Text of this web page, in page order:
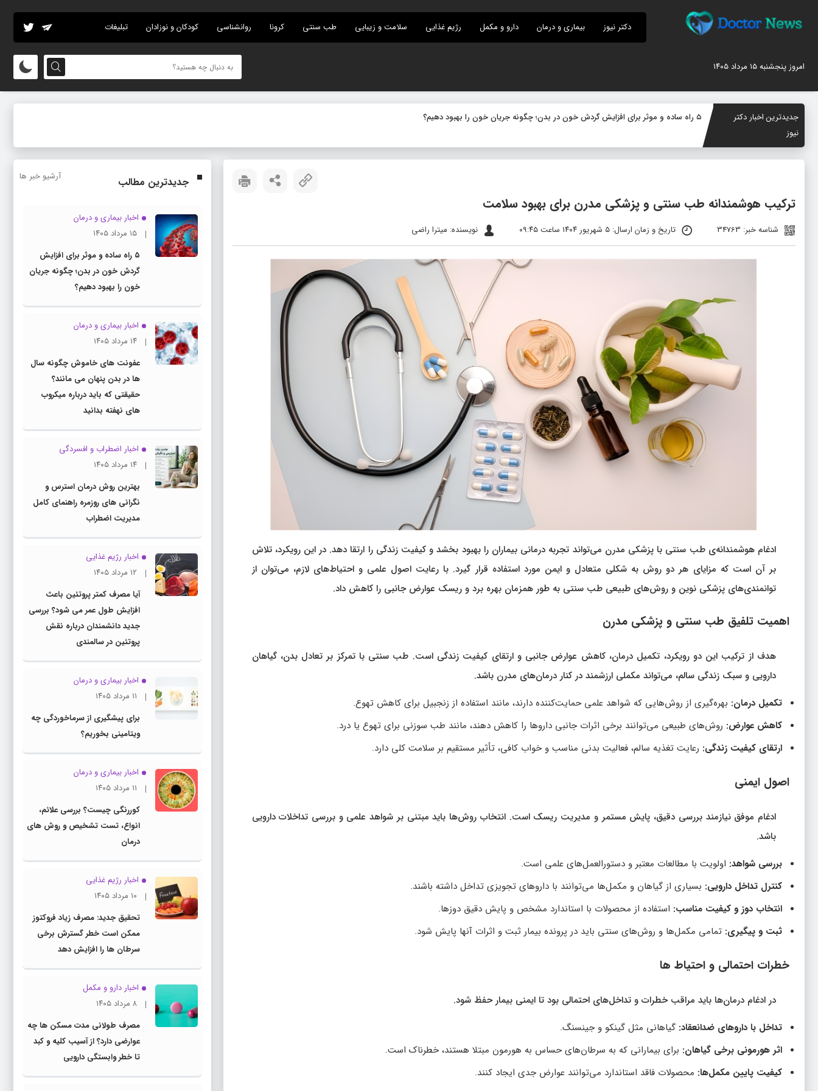
دکتر نیوز بیماری و درمان دارو و مکمل رژیم غذایی سلامت و زیبایی طب سنتی کرونا روانشناسی کودکان و نوزادان تبلیغات
امروز پنجشنبه ۱۵ مرداد ۱۴۰۵
جدیدترین اخبار دکتر
نیوز
۵ راه ساده و موثر برای افزایش گردش خون در بدن؛ چگونه جریان خون را بهبود دهیم؟
ترکیب هوشمندانه طب سنتی و پزشکی مدرن برای بهبود سلامت
شناسه خبر: 34763 تاریخ و زمان ارسال: ۵ شهریور ۱۴۰۴ ساعت ۰۹:۴۵ نویسنده: میترا راضی
ادغام هوشمندانه‌ی طب سنتی با پزشکی مدرن می‌تواند تجربه درمانی بیماران را بهبود بخشد و کیفیت زندگی را ارتقا دهد. در این رویکرد، تلاش
بر آن است که مزایای هر دو روش به شکلی متعادل و ایمن مورد استفاده قرار گیرد. با رعایت اصول علمی و احتیاط‌های لازم، می‌توان از
توانمندی‌های پزشکی نوین و روش‌های طبیعی طب سنتی به طور همزمان بهره برد و ریسک عوارض جانبی را کاهش داد.
اهمیت تلفیق طب سنتی و پزشکی مدرن
هدف از ترکیب این دو رویکرد، تکمیل درمان، کاهش عوارض جانبی و ارتقای کیفیت زندگی است. طب سنتی با تمرکز بر تعادل بدن، گیاهان
دارویی و سبک زندگی سالم، می‌تواند مکملی ارزشمند در کنار درمان‌های مدرن باشد.
تکمیل درمان: بهره‌گیری از روش‌هایی که شواهد علمی حمایت‌کننده دارند، مانند استفاده از زنجبیل برای کاهش تهوع.
کاهش عوارض: روش‌های طبیعی می‌توانند برخی اثرات جانبی داروها را کاهش دهند، مانند طب سوزنی برای تهوع یا درد.
ارتقای کیفیت زندگی: رعایت تغذیه سالم، فعالیت بدنی مناسب و خواب کافی، تأثیر مستقیم بر سلامت کلی دارد.
اصول ایمنی
ادغام موفق نیازمند بررسی دقیق، پایش مستمر و مدیریت ریسک است. انتخاب روش‌ها باید مبتنی بر شواهد علمی و بررسی تداخلات دارویی
باشد.
بررسی شواهد: اولویت با مطالعات معتبر و دستورالعمل‌های علمی است.
کنترل تداخل دارویی: بسیاری از گیاهان و مکمل‌ها می‌توانند با داروهای تجویزی تداخل داشته باشند.
انتخاب دوز و کیفیت مناسب: استفاده از محصولات با استاندارد مشخص و پایش دقیق دوزها.
ثبت و پیگیری: تمامی مکمل‌ها و روش‌های سنتی باید در پرونده بیمار ثبت و اثرات آنها پایش شود.
خطرات احتمالی و احتیاط‌ ها
در ادغام درمان‌ها باید مراقب خطرات و تداخل‌های احتمالی بود تا ایمنی بیمار حفظ شود.
تداخل با داروهای ضدانعقاد: گیاهانی مثل گینکو و جینسنگ.
اثر هورمونی برخی گیاهان: برای بیمارانی که به سرطان‌های حساس به هورمون مبتلا هستند، خطرناک است.
کیفیت پایین مکمل‌ها: محصولات فاقد استاندارد می‌توانند عوارض جدی ایجاد کنند.
جدیدترین مطالب آرشیو خبر ها
اخبار بیماری و درمان
۱۵ مرداد ۱۴۰۵
۵ راه ساده و موثر برای افزایش
گردش خون در بدن؛ چگونه جریان
خون را بهبود دهیم؟
اخبار بیماری و درمان
۱۴ مرداد ۱۴۰۵
عفونت های خاموش چگونه سال
ها در بدن پنهان می مانند؟
حقیقتی که باید درباره میکروب
های نهفته بدانید
اخبار اضطراب و افسردگی
۱۴ مرداد ۱۴۰۵
بهترین روش درمان استرس و
نگرانی های روزمره راهنمای کامل
مدیریت اضطراب
اخبار رژیم غذایی
۱۲ مرداد ۱۴۰۵
آیا مصرف کمتر پروتئین باعث
افزایش طول عمر می شود؟ بررسی
جدید دانشمندان درباره نقش
پروتئین در سالمندی
اخبار بیماری و درمان
۱۱ مرداد ۱۴۰۵
برای پیشگیری از سرماخوردگی چه
ویتامینی بخوریم؟
اخبار بیماری و درمان
۱۱ مرداد ۱۴۰۵
کوررنگی چیست؟ بررسی علائم،
انواع، تست تشخیص و روش های
درمان
اخبار رژیم غذایی
۱۰ مرداد ۱۴۰۵
تحقیق جدید: مصرف زیاد فروکتوز
ممکن است خطر گسترش برخی
سرطان ها را افزایش دهد
اخبار دارو و مکمل
۸ مرداد ۱۴۰۵
مصرف طولانی مدت مسکن ها چه
عوارضی دارد؟ از آسیب کلیه و کبد
تا خطر وابستگی دارویی